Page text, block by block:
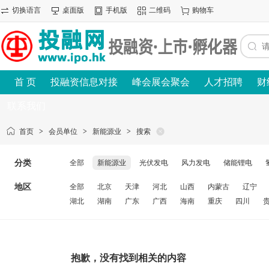
切换语言 桌面版 手机版 二维码 购物车
首 页 投融资信息对接 峰会展会聚会 人才招聘 财
首页 > 会员单位 > 新能源业 > 搜索
分类 全部 新能源业 光伏发电 风力发电 储能锂电
地区 全部 北京 天津 河北 山西 内蒙古
辽宁
湖北
湖南 广东 广西 海南 重庆 四川
抱歉，没有找到相关的内容